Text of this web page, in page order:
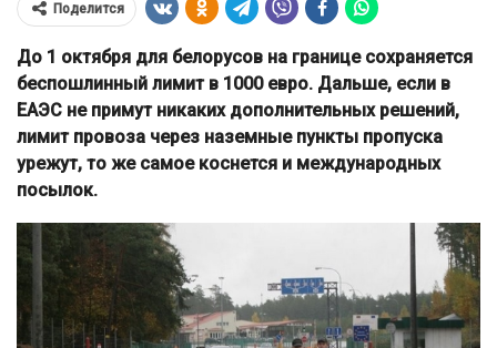
Поделится
До 1 октября для белорусов на границе сохраняется
беспошлинный лимит в 1000 евро. Дальше, если в
ЕАЭС не примут никаких дополнительных решений,
лимит провоза через наземные пункты пропуска
урежут, то же самое коснется и международных
посылок.